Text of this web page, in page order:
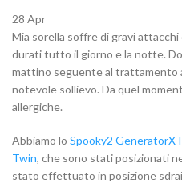
28 Apr
Mia sorella soffre di gravi
durati tutto il giorno e la notte.
mattino seguente al trattamento
notevole sollievo. Da quel
allergiche.
Abbiamo lo Spooky2 GeneratorX
Twin, che sono stati posizionati
stato effettuato in posizione